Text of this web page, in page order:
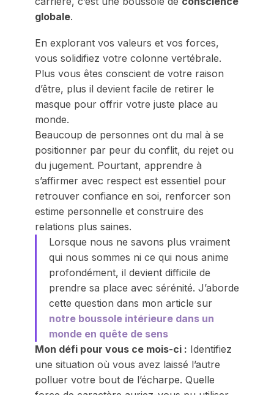
globale.
En explorant vos valeurs et vos forces,
vous solidifiez votre colonne vertébrale.
Plus vous êtes conscient de votre raison
d’être, plus il devient facile de retirer le
masque pour offrir votre juste place au
monde.
Beaucoup de personnes ont du mal à se
positionner par peur du conflit, du rejet ou
du jugement. Pourtant, apprendre à
s’affirmer avec respect est essentiel pour
retrouver confiance en soi, renforcer son
estime personnelle et construire des
relations plus saines.
Lorsque nous ne savons plus vraiment
qui nous sommes ni ce qui nous anime
profondément, il devient difficile de
prendre sa place avec sérénité. J’aborde
cette question dans mon article sur
notre boussole intérieure dans un
monde en quête de sens
Mon défi pour vous ce mois-ci : Identifiez
une situation où vous avez laissé l’autre
polluer votre bout de l’écharpe. Quelle